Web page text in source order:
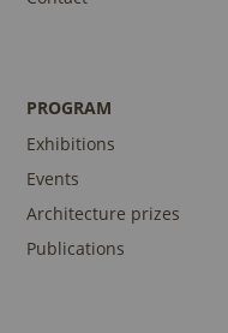
PROGRAM
Exhibitions
Events
Architecture prizes
Publications